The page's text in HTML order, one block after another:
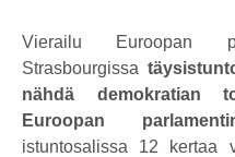
Vierailu Euroopan
Strasbourgissa
nähdä demokratian
Euroopan
istuntosalissa 12 kertaa